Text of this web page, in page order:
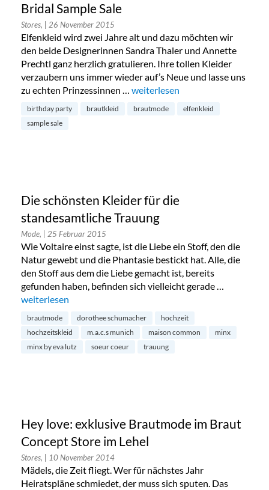
Bridal Sample Sale
Stores, | 26 November 2015
Elfenkleid wird zwei Jahre alt und dazu möchten wir
den beide Designerinnen Sandra Thaler und Annette
Prechtl ganz herzlich gratulieren. Ihre tollen Kleider
verzaubern uns immer wieder auf’s Neue und lasse uns
zu echten Prinzessinnen … „2 Jahre Elfenkleid – Birthday
weiterlesen
birthday party brautkleid brautmode
elfenkleid
sample sale
Die schönsten Kleider für die
standesamtliche Trauung
Mode, | 25 Februar 2015
Wie Voltaire einst sagte, ist die Liebe ein Stoff, den die
Natur gewebt und die Phantasie bestickt hat. Alle, die
den Stoff aus dem die Liebe gemacht ist, bereits
gefunden haben, befinden sich vielleicht gerade …
„Die schönsten Kleider für die standesamtliche Trauung“
weiterlesen
brautmode dorothee schumacher
hochzeit
hochzeitskleid
m.a.c.s munich maison common
minx
minx by eva lutz
soeur coeur trauung
Hey love: exklusive Brautmode im Braut
Concept Store im Lehel
Stores, | 10 November 2014
Mädels, die Zeit fliegt. Wer für nächstes Jahr
Heiratspläne schmiedet, der muss sich sputen. Das